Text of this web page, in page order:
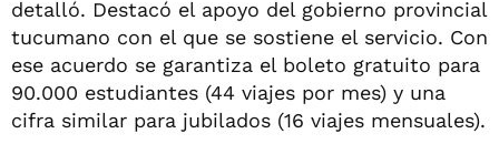
detalló. Destacó el apoyo del gobierno provincial
tucumano con el que se sostiene el servicio. Con
ese acuerdo se garantiza el boleto gratuito para
90.000 estudiantes (44 viajes por mes) y una
cifra similar para jubilados (16 viajes mensuales).